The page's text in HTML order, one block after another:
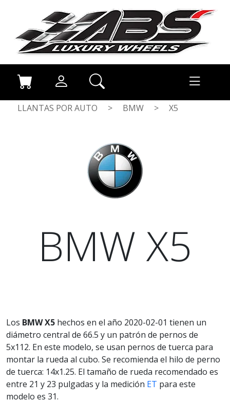
LLANTAS POR AUTO > BMW > X5
BMW X5
Los BMW X5 hechos en el año 2020-02-01 tienen un
diámetro central de 66.5 y un patrón de pernos de
5x112. En este modelo, se usan pernos de tuerca para
montar la rueda al cubo. Se recomienda el hilo de perno
de tuerca: 14x1.25. El tamaño de rueda recomendado es
entre 21 y 23 pulgadas y la medición ET para este
modelo es 31.